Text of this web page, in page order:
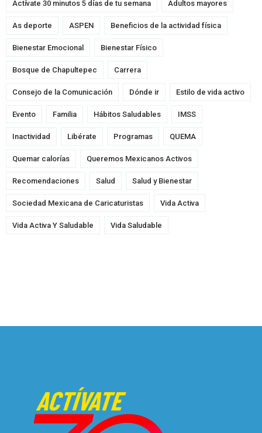
Actívate 30 minutos 5 días de tu semana Adultos mayores
As deporte ASPEN Beneficios de la actividad física
Bienestar Emocional Bienestar Físico
Bosque de Chapultepec Carrera
Consejo de la Comunicación Dónde ir Estilo de vida activo
Evento Familia Hábitos Saludables IMSS
Inactividad Libérate Programas QUEMA
Quemar calorías Queremos Mexicanos Activos
Recomendaciones Salud Salud y Bienestar
Sociedad Mexicana de Caricaturistas Vida Activa
Vida Activa Y Saludable Vida Saludable